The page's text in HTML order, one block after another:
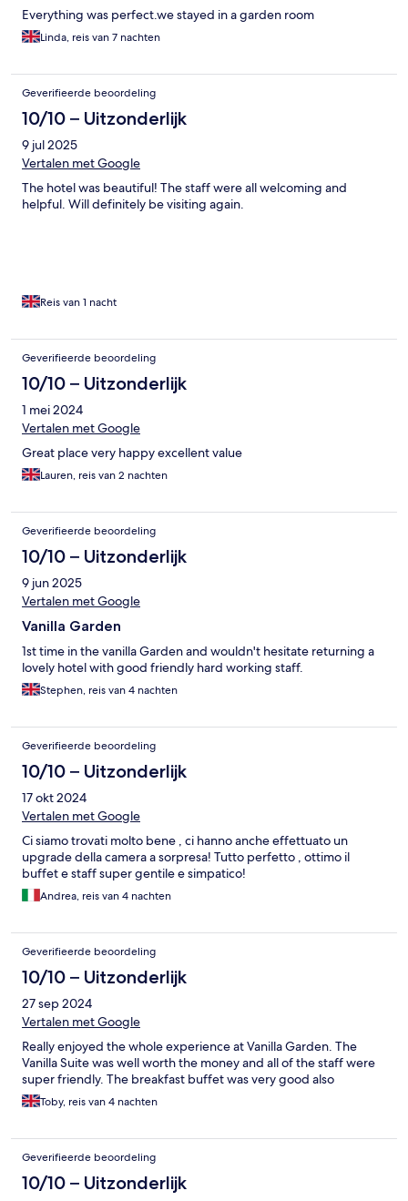
Everything was perfect.we stayed in a garden room
Linda, reis van 7 nachten
Geverifieerde beoordeling
10/10 – Uitzonderlijk
9 jul 2025
Vertalen met Google
The hotel was beautiful! The staff were all welcoming and
helpful. Will definitely be visiting again.
Reis van 1 nacht
Geverifieerde beoordeling
10/10 – Uitzonderlijk
1 mei 2024
Vertalen met Google
Great place very happy excellent value
Lauren, reis van 2 nachten
Geverifieerde beoordeling
10/10 – Uitzonderlijk
9 jun 2025
Vertalen met Google
Vanilla Garden
1st time in the vanilla Garden and wouldn't hesitate returning a
lovely hotel with good friendly hard working staff.
Stephen, reis van 4 nachten
Geverifieerde beoordeling
10/10 – Uitzonderlijk
17 okt 2024
Vertalen met Google
Ci siamo trovati molto bene , ci hanno anche effettuato un
upgrade della camera a sorpresa! Tutto perfetto , ottimo il
buffet e staff super gentile e simpatico!
Andrea, reis van 4 nachten
Geverifieerde beoordeling
10/10 – Uitzonderlijk
27 sep 2024
Vertalen met Google
Really enjoyed the whole experience at Vanilla Garden. The
Vanilla Suite was well worth the money and all of the staff were
super friendly. The breakfast buffet was very good also
Toby, reis van 4 nachten
Geverifieerde beoordeling
10/10 – Uitzonderlijk